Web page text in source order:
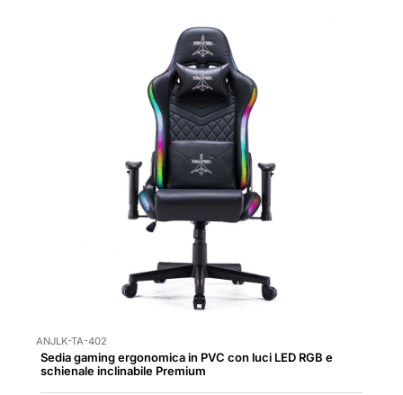
ANJLK-TA-402
Sedia gaming ergonomica in PVC con luci LED RGB e
schienale inclinabile Premium